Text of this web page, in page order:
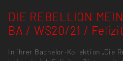
DIE REBELLION
BA / WS20/21 /
In ihrer Bachelor-Kollektion „Die